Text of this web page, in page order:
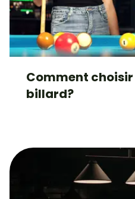
Comment choisir
billard?